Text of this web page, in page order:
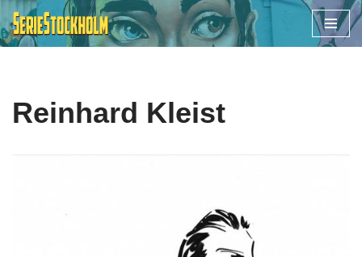
Hoppa
Reinhard Kleist